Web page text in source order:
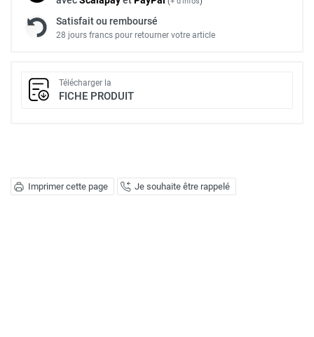
Imprimer cette page Je souhaite être rappelé
Satisfait ou remboursé
28 jours francs pour retourner votre article
Télécharger la
FICHE PRODUIT